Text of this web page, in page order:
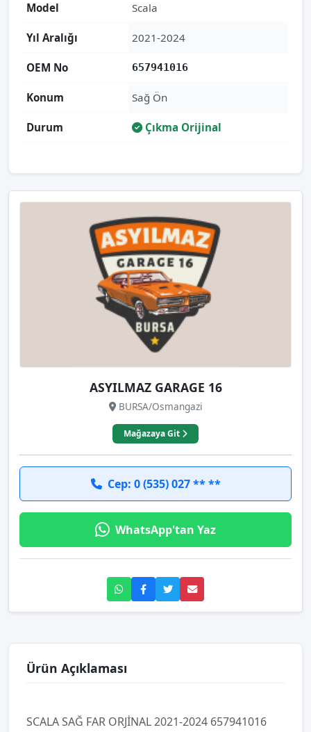
Model Scala
Yıl Aralığı 2021-2024
OEM No 657941016
Konum Sağ Ön
Durum Çıkma Orijinal
ASYILMAZ GARAGE 16
BURSA/Osmangazi
Mağazaya Git
Cep: 0 (535) 027 ** **
WhatsApp'tan Yaz
Ürün Açıklaması
SCALA SAĞ FAR ORJİNAL 2021-2024 657941016